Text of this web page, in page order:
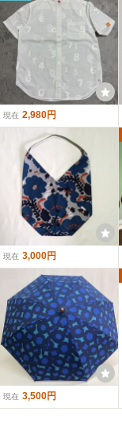
現在 2,980円
現在 3,000円
現在 3,500円